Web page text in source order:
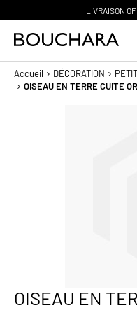
Accueil DÉCORATION
OISEAU EN TERRE CUITE OR
Passer
au
OISEAU EN